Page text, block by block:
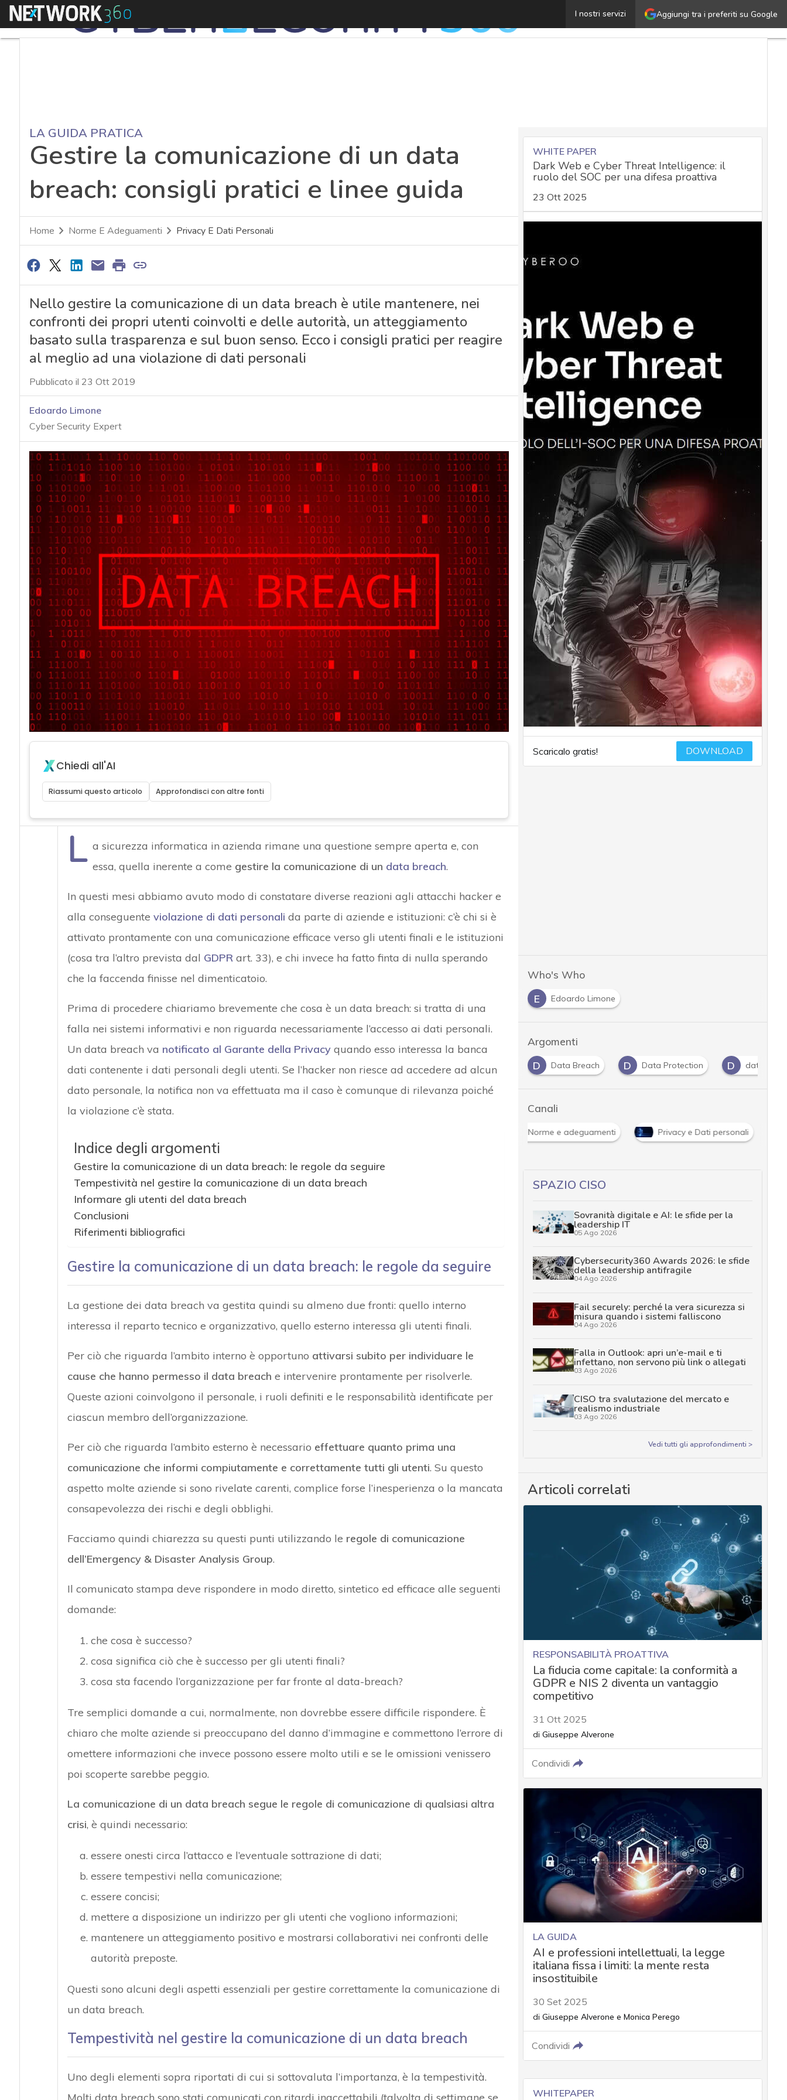
Aggiungi tra i preferiti su Google
I nostri servizi
Menu Gestire la comunicazione di un data breach: consigli
LA GUIDA PRATICA
Gestire la comunicazione di un data
breach: consigli pratici e linee guida
Home Norme E Adeguamenti Privacy E Dati Personali
Nello gestire la comunicazione di un data breach è utile mantenere, nei
confronti dei propri utenti coinvolti e delle autorità, un atteggiamento
basato sulla trasparenza e sul buon senso. Ecco i consigli pratici per reagire
al meglio ad una violazione di dati personali
Pubblicato il 23 Ott 2019
Edoardo Limone
Cyber Security Expert
Chiedi all'AI
Riassumi questo articolo Approfondisci con altre fonti
L a sicurezza informatica in azienda rimane una questione sempre aperta e, con
essa, quella inerente a come gestire la comunicazione di un data breach.
In questi mesi abbiamo avuto modo di constatare diverse reazioni agli attacchi hacker e
alla conseguente violazione di dati personali da parte di aziende e istituzioni: c’è chi si è
attivato prontamente con una comunicazione efficace verso gli utenti finali e le istituzioni
(cosa tra l’altro prevista dal GDPRart. 33), e chi invece ha fatto finta di nulla sperando
che la faccenda finisse nel dimenticatoio.
Prima di procedere chiariamo brevemente che cosa è un data breach: si tratta di una
falla nei sistemi informativi e non riguarda necessariamente l’accesso ai dati personali.
Un data breach va notificato al Garante della Privacyquando esso interessa la banca
dati contenente i dati personali degli utenti. Se l’hacker non riesce ad accedere ad alcun
dato personale, la notifica non va effettuata ma il caso è comunque di rilevanza poiché
la violazione c’è stata.
Indice degli argomenti
Gestire la comunicazione di un data breach: le regole da seguire
Tempestività nel gestire la comunicazione di un data breach
Informare gli utenti del data breach
Conclusioni
Riferimenti bibliografici
Gestire la comunicazione di un data breach: le regole da seguire
La gestione dei data breach va gestita quindi su almeno due fronti: quello interno
interessa il reparto tecnico e organizzativo, quello esterno interessa gli utenti finali.
Per ciò che riguarda l’ambito interno è opportuno attivarsi subito per individuare le
cause che hanno permesso il data breach e intervenire prontamente per risolverle.
Queste azioni coinvolgono il personale, i ruoli definiti e le responsabilità identificate per
ciascun membro dell’organizzazione.
Per ciò che riguarda l’ambito esterno è necessario effettuare quanto prima una
comunicazione che informi compiutamente e correttamente tutti gli utenti. Su questo
aspetto molte aziende si sono rivelate carenti, complice forse l’inesperienza o la mancata
consapevolezza dei rischi e degli obblighi.
Facciamo quindi chiarezza su questi punti utilizzando le regole di comunicazione
dell’Emergency & Disaster Analysis Group.
Il comunicato stampa deve rispondere in modo diretto, sintetico ed efficace alle seguenti
domande:
che cosa è successo?
cosa significa ciò che è successo per gli utenti finali?
cosa sta facendo l’organizzazione per far fronte al data-breach?
Tre semplici domande a cui, normalmente, non dovrebbe essere difficile rispondere. È
chiaro che molte aziende si preoccupano del danno d’immagine e commettono l’errore di
omettere informazioni che invece possono essere molto utili e se le omissioni venissero
poi scoperte sarebbe peggio.
La comunicazione di un data breach segue le regole di comunicazione di qualsiasi altra
crisi, è quindi necessario:
essere onesti circa l’attacco e l’eventuale sottrazione di dati;
essere tempestivi nella comunicazione;
essere concisi;
mettere a disposizione un indirizzo per gli utenti che vogliono informazioni;
mantenere un atteggiamento positivo e mostrarsi collaborativi nei confronti delle
autorità preposte.
Questi sono alcuni degli aspetti essenziali per gestire correttamente la comunicazione di
un data breach.
Tempestività nel gestire la comunicazione di un data breach
Uno degli elementi sopra riportati di cui si sottovaluta l’importanza, è la tempestività.
Molti data breach sono stati comunicati con ritardi inaccettabili (talvolta di settimane se
WHITE PAPER
Dark Web e Cyber Threat Intelligence: il
ruolo del SOC per una difesa proattiva
23 Ott 2025
Scaricalo gratis! DOWNLOAD
Who's Who
E
Edoardo Limone
Argomenti
A
Accountability D Data Breach D Data Protection D dati
Canali
Norme e adeguamenti Privacy e Dati personali
SPAZIO CISO
Sovranità digitale e AI: le sfide per la
leadership IT
05 Ago 2026
Cybersecurity360 Awards 2026: le sfide
della leadership antifragile
04 Ago 2026
Fail securely: perché la vera sicurezza si
misura quando i sistemi falliscono
04 Ago 2026
Falla in Outlook: apri un’e-mail e ti
infettano, non servono più link o allegati
03 Ago 2026
CISO tra svalutazione del mercato e
realismo industriale
03 Ago 2026
Vedi tutti gli approfondimenti >
Articoli correlati
RESPONSABILITÀ PROATTIVA
La fiducia come capitale: la conformità a
GDPR e NIS 2 diventa un vantaggio
competitivo
31 Ott 2025
di Giuseppe Alverone
Condividi
LA GUIDA
AI e professioni intellettuali, la legge
italiana fissa i limiti: la mente resta
insostituibile
30 Set 2025
di Giuseppe Alverone e Monica Perego
Condividi
WHITEPAPER